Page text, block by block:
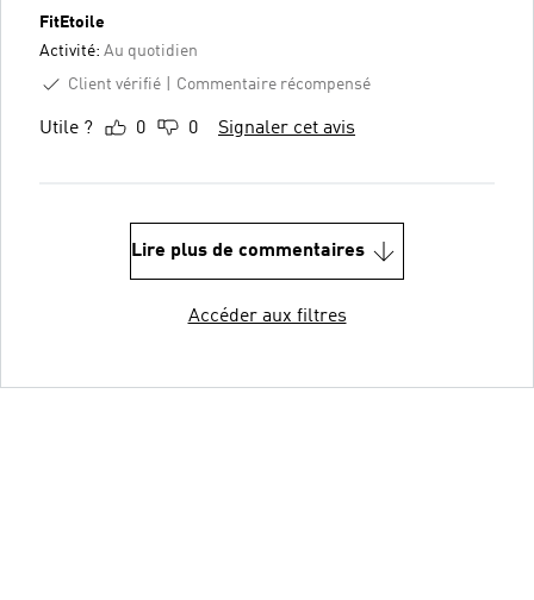
FitEtoile
Activité: Au quotidien
Client vérifié
Commentaire récompensé
Utile ? 0 0 Signaler cet avis
Lire plus de commentaires
Accéder aux filtres